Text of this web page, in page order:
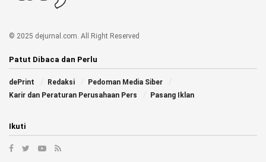
© 2025 dejurnal.com. All Right Reserved
Patut Dibaca dan Perlu
dePrint Redaksi
Pedoman Media Siber
Karir dan Peraturan Perusahaan Pers
Pasang Iklan
Ikuti